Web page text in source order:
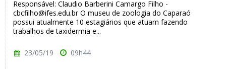
Responsável: Claudio Barberini Camargo Filho -
cbcfilho@ifes.edu.br O museu de zoologia do Caparaó
possui atualmente 10 estagiários que atuam fazendo
trabalhos de taxidermia e...
23/05/19 09h44